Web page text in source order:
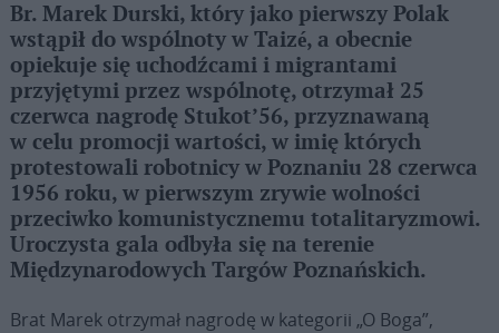
Br. Marek Durski, który jako pierwszy Polak
wstąpił do wspólnoty w Taizé, a obecnie
opiekuje się uchodźcami i migrantami
przyjętymi przez wspólnotę, otrzymał 25
czerwca nagrodę Stukot’56, przyznawaną
w celu promocji wartości, w imię których
protestowali robotnicy w Poznaniu 28 czerwca
1956 roku, w pierwszym zrywie wolności
przeciwko komunistycznemu totalitaryzmowi.
Uroczysta gala odbyła się na terenie
Międzynarodowych Targów Poznańskich.
Brat Marek otrzymał nagrodę w kategorii „O Boga”,